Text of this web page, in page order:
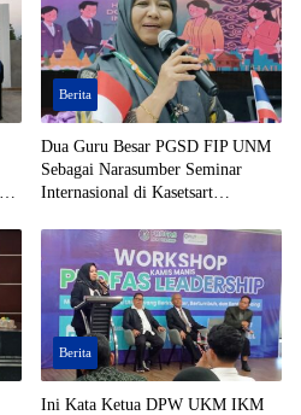
Berita
Dua Guru Besar PGSD FIP UNM
Sebagai Narasumber Seminar
Internasional di Kasetsart
Berita
Ini Kata Ketua DPW UKM IKM